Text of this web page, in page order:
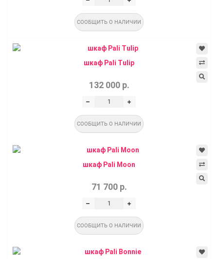
СООБЩИТЬ О НАЛИЧИИ
шкаф Pali Tulip
132 000 р.
СООБЩИТЬ О НАЛИЧИИ
шкаф Pali Moon
71 700 р.
СООБЩИТЬ О НАЛИЧИИ